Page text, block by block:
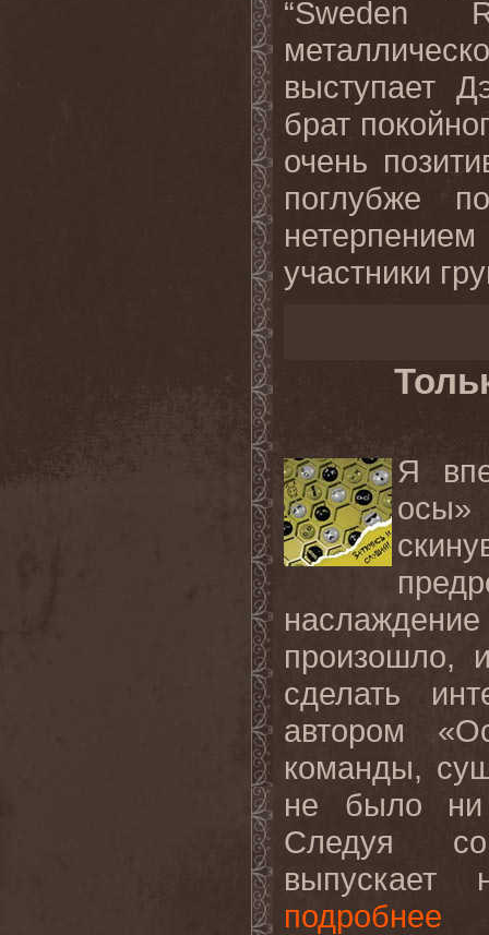
“Sweden
выступает
брат
очень
поглубже
участники
Я
произошло,
сделать
автором
команды,
не было ни
Следуя
выпускает
подробнее